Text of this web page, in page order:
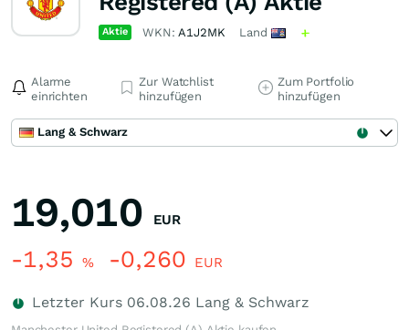
Aktie WKN:A1J2MK Land
Alarme
einrichten
Zur Watchlist
hinzufügen
Zum Portfolio
hinzufügen
Lang & Schwarz
19,010 EUR
-1,35 % -0,260 EUR
Letzter Kurs 06.08.26 Lang & Schwarz